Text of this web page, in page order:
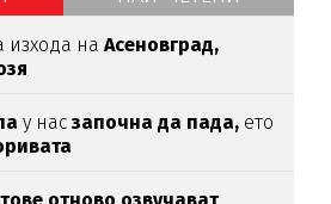
изхода наАсеновград,
у насзапочна да пада, ето